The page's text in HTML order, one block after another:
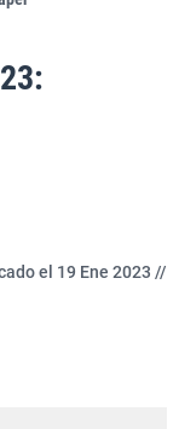
el 19 Ene 2023 //